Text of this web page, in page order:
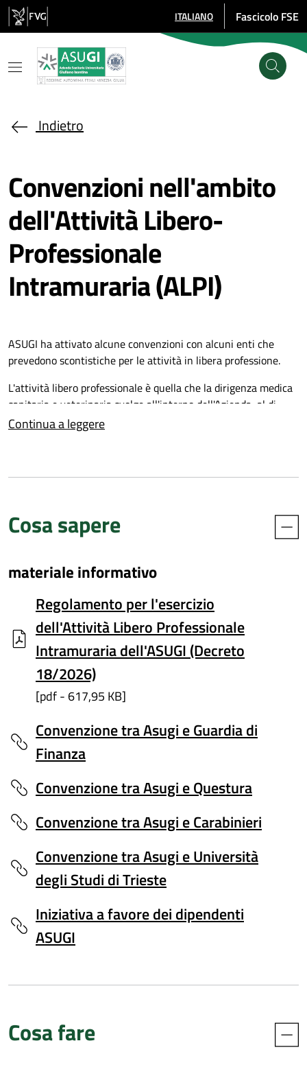
Salta al contenuto principale
SELEZIONE LINGUA: LINGUA
ITALIANO Fascicolo FSE
Indietro
Convenzioni nell'ambito
dell'Attività Libero-
Professionale
Intramuraria (ALPI)
ASUGI ha attivato alcune convenzioni con alcuni enti che
prevedono scontistiche per le attività in libera professione.
L'attività libero professionale è quella che la dirigenza medica
sanitaria e veterinaria svolge all'interno dell'Azienda, al di
fuori dell'orario di lavoro. Prevista dalla vigente normativa,
rappresenta per l'utente una ulteriore possibilità di scelta del
L'Azienda Sanitaria Universitaria Giuliano Isontina considera
la libera professione intramuraria dei dirigenti sanitari un
dell'offerta sanitaria.
Continua a leggere
Cosa sapere
materiale informativo
Regolamento per l'esercizio
dell'Attività Libero Professionale
Intramuraria dell'ASUGI (Decreto
18/2026)
[pdf - 617,95 KB]
Convenzione tra Asugi e Guardia di
Finanza
Convenzione tra Asugi e Questura
Convenzione tra Asugi e Carabinieri
Convenzione tra Asugi e Università
degli Studi di Trieste
Iniziativa a favore dei dipendenti
ASUGI
Cosa fare